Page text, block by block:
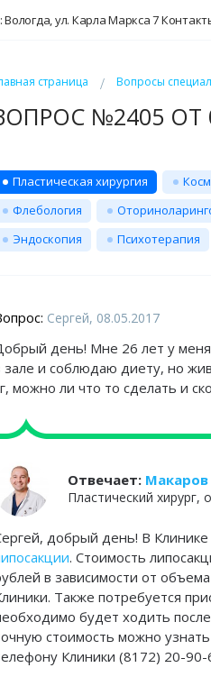
Вологда, ул. Карла Маркса 7
страница Вопросы
№2405 ОТ
Пластическая хирургия
Флебология
Эндоскопия
Психотерапия
Сергей, 08.05.2017
день! Мне 26 лет у
зале и соблюдаю диету, но
можно ли что то сделать и
Отвечает: Макаров
Пластический хирург,
добрый день! В
. Стоимость
в зависимости от
Также потребуется
будет ходить
стоимость можно
Клиники (8172) 20-90-